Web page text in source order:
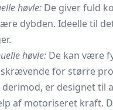
høvle: De giver fuld
dybden. Ideelle til
høvle: De kan være
for større
derimod, er designet til
af motoriseret kraft.